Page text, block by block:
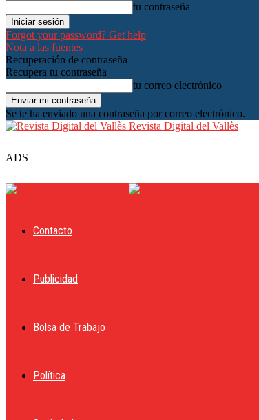
tu contraseña
Forgot your password? Get help
Nota a las fuentes
Recuperación de contraseña
Recupera tu contraseña
tu correo electrónico
Se te ha enviado una contraseña por correo electrónico.
Revista Digital del Vallès
ADS
Contacto
Publicidad
Bolsa de Trabajo
Política